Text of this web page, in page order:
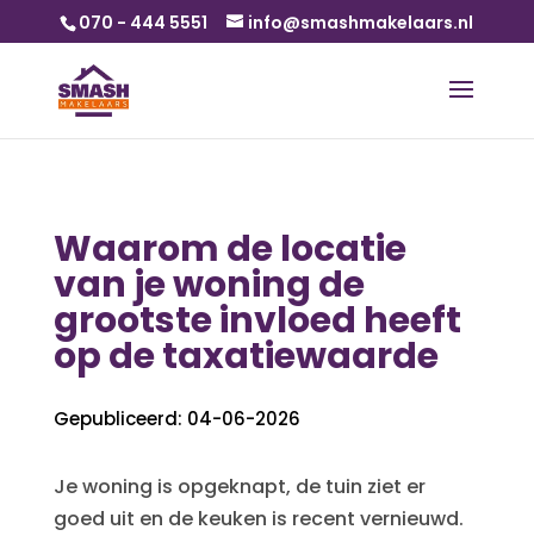
070 - 444 5551 info@smashmakelaars.nl
Waarom de locatie
van je woning de
grootste invloed heeft
op de taxatiewaarde
Gepubliceerd: 04-06-2026
Je woning is opgeknapt, de tuin ziet er
goed uit en de keuken is recent vernieuwd.